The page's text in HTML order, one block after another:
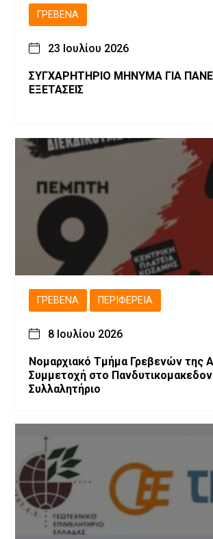
ΓΡΕΒΕΝΆ
23 Ιουλίου 2026
ΣΥΓΧΑΡΗΤΗΡΙΟ ΜΗΝΥΜΑ ΓΙΑ
ΕΞΕΤΑΣΕΙΣ
ΓΡΕΒΕΝΆ ΠΕΡΙΦΈΡΕΙΑ
8 Ιουλίου 2026
Νομαρχιακό Τμήμα Γρεβενών της
Συμμετοχή στο
Συλλαλητήριο